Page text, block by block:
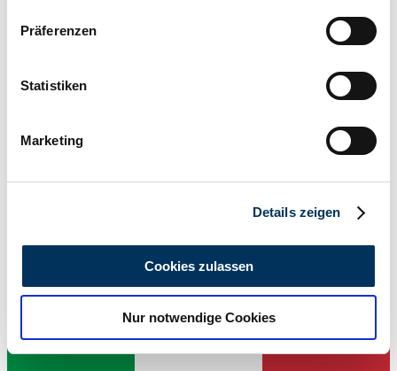
Informationen über Ihre geografische Lage
können
bestimmten Merkmalen (Fingerprinting) identifizieren
Erfahren Sie mehr darüber, wie Ihre persönlichen Daten
analysieren. Außerdem geben wir Informationen zu Ihrer
Verwendung unserer Website an unsere Partner für
soziale Medien, Werbung und Analysen weiter. Unsere
Präferenzen
Statistiken
Marketing
Details zeigen
Cookies zulassen
Nur notwendige Cookies
Venditore